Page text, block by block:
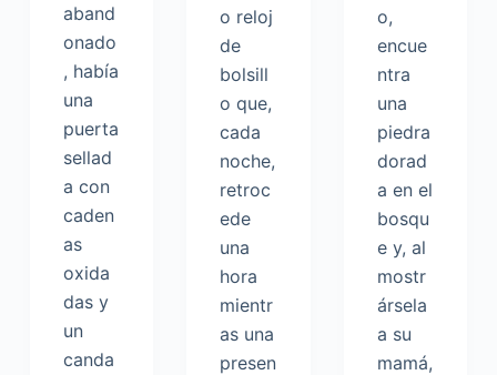
aband
onado
, había
una
puerta
sellad
a con
caden
as
oxida
das y
un
canda
o reloj
de
bolsill
o que,
cada
noche,
retroc
ede
una
hora
mientr
as una
presen
o,
encue
ntra
una
piedra
dorad
a en el
bosqu
e y, al
mostr
ársela
a su
mamá,